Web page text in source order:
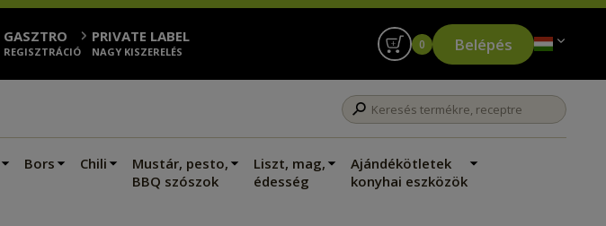
GASZTRO
REGISZTRÁCIÓ
PRIVATE LABEL
NAGY KISZERELÉS 0 Belépés
Bors Chili
Mustár, pesto,
BBQ szószok
Liszt, mag,
édesség
Ajándékötletek
konyhai eszközök